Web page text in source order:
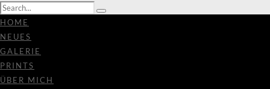
HOME
NEUES
GALERIE
PRINTS
ÜBER MICH